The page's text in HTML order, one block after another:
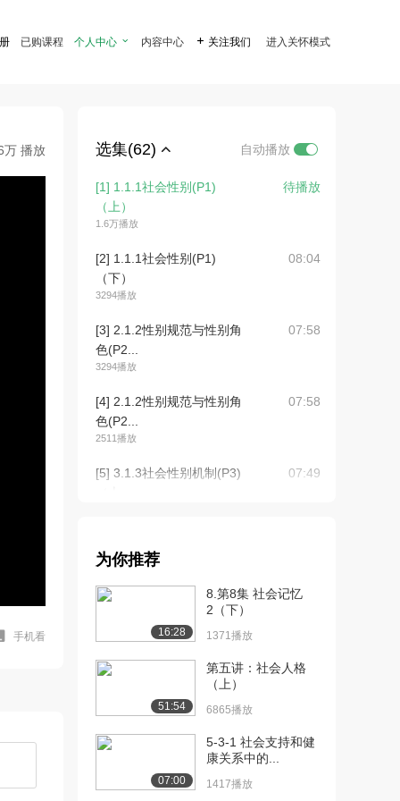
已购课程 个人中心  内容中心  关注我们 进入关怀模式
万 播放
手机看
选集(62) 自动播放
[1] 1.1.1社会性别(P1)
（上）
1.6万播放
待播放
[2] 1.1.1社会性别(P1)
（下）
3294播放
08:04
[3] 2.1.2性别规范与性别角
色(P2...
3294播放
07:58
[4] 2.1.2性别规范与性别角
色(P2...
2511播放
07:58
[5] 3.1.3社会性别机制(P3)
07:49
（下...
[7] 4.1.4女性主义与女权主
[8] 4.1.4女性主义与女权主
[9] 5.1.5社会性别作为一个
分析范畴...
为你推荐
16:28
8.第8集 社会记忆
2（下）
1371播放
51:54
第五讲：社会人格
（上）
6865播放
07:00
5-3-1 社会支持和健
康关系中的...
1417播放